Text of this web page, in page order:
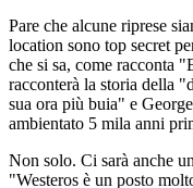
Pare che alcune riprese
location sono top secret
che si sa, come racconta
racconterà la storia della
sua ora più buia" e
ambientato 5 mila anni
Non solo. Ci sarà anche
"Westeros è un posto